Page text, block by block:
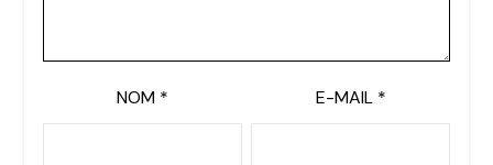
NOM * E-MAIL *